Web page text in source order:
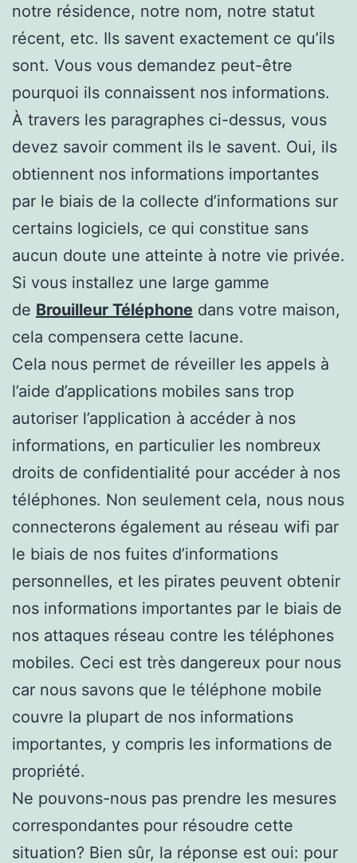
notre résidence, notre nom, notre statut
récent, etc. Ils savent exactement ce qu’ils
sont. Vous vous demandez peut-être
pourquoi ils connaissent nos informations.
À travers les paragraphes ci-dessus, vous
devez savoir comment ils le savent. Oui, ils
obtiennent nos informations importantes
par le biais de la collecte d’informations sur
certains logiciels, ce qui constitue sans
aucun doute une atteinte à notre vie privée.
Si vous installez une large gamme
de Brouilleur Téléphone dans votre maison,
cela compensera cette lacune.
Cela nous permet de réveiller les appels à
l’aide d’applications mobiles sans trop
autoriser l’application à accéder à nos
informations, en particulier les nombreux
droits de confidentialité pour accéder à nos
téléphones. Non seulement cela, nous nous
connecterons également au réseau wifi par
le biais de nos fuites d’informations
personnelles, et les pirates peuvent obtenir
nos informations importantes par le biais de
nos attaques réseau contre les téléphones
mobiles. Ceci est très dangereux pour nous
car nous savons que le téléphone mobile
couvre la plupart de nos informations
importantes, y compris les informations de
propriété.
Ne pouvons-nous pas prendre les mesures
correspondantes pour résoudre cette
situation? Bien sûr, la réponse est oui: pour